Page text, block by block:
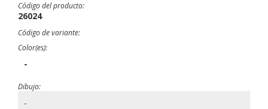
Código del producto:
26024
Código de variante:
Color(es):
-
Dibujo:
-